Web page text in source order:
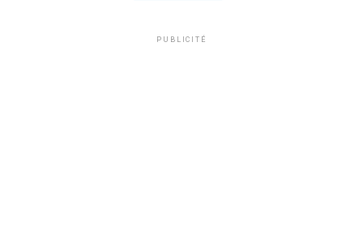
PUBLICITÉ